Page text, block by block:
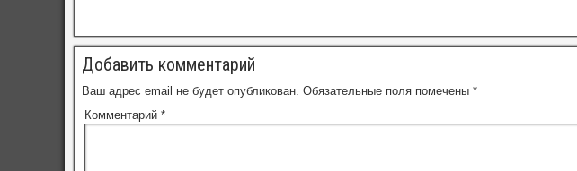
Добавить комментарий
Ваш адрес email не будет опубликован. Обязательные поля помечены *
Комментарий *